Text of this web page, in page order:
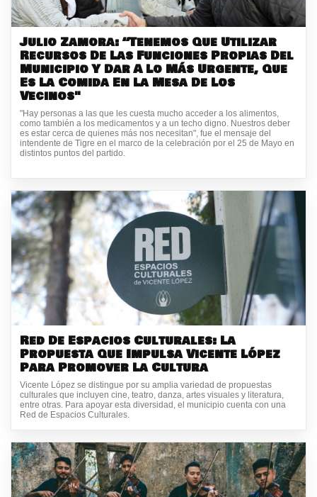
Julio Zamora: “Tenemos Que Utilizar
Recursos De Las Funciones Propias Del
Municipio Y Dar A Lo Más Urgente, Que
Es La Comida En La Mesa De Los
Vecinos"
"Hay personas a las que les cuesta mucho acceder a los alimentos,
como también a los medicamentos y a un techo digno. Nuestros deber
es estar cerca de quienes más nos necesitan", fue el mensaje del
intendente de Tigre en el marco de la celebración por el 25 de Mayo en
distintos puntos del partido.
Red De Espacios Culturales: La
Propuesta Que Impulsa Vicente López
Para Promover La Cultura
Vicente López se distingue por su amplia variedad de propuestas
culturales que incluyen cine, teatro, danza, artes visuales y literatura,
entre otras. Para apoyar esta diversidad, el municipio cuenta con una
Red de Espacios Culturales.